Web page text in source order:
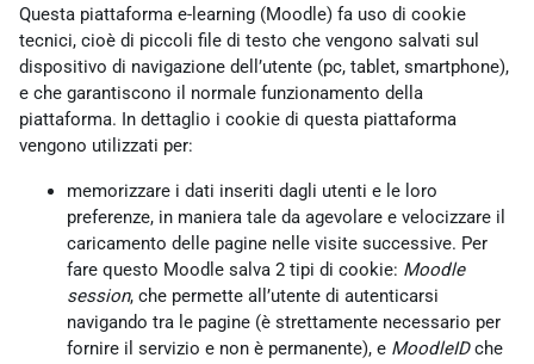
Questa piattaforma e-learning (Moodle) fa uso di cookie
tecnici, cioè di piccoli file di testo che vengono salvati sul
dispositivo di navigazione dell’utente (pc, tablet, smartphone),
e che garantiscono il normale funzionamento della
piattaforma. In dettaglio i cookie di questa piattaforma
vengono utilizzati per:
memorizzare i dati inseriti dagli utenti e le loro
preferenze, in maniera tale da agevolare e velocizzare il
caricamento delle pagine nelle visite successive. Per
fare questo Moodle salva 2 tipi di cookie: Moodle
session, che permette all’utente di autenticarsi
navigando tra le pagine (è strettamente necessario per
fornire il servizio e non è permanente), e MoodleIDche